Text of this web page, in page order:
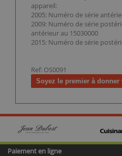
appareil:
2005: Numéro de série
2009: Numéro de série
antérieur au 15030000
2015: Numéro de série
Ref: OS0091
Soyez le premier à donner
Paiement en ligne